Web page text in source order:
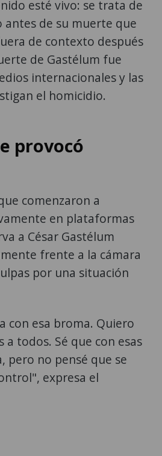
esté vivo: se trata de
de su muerte que
de contexto después
de Gastélum fue
internacionales y las
el homicidio.
provocó
comenzaron a
en plataformas
a César Gastélum
frente a la cámara
por una situación
con esa broma. Quiero
a todos. Sé que con esas
pero no pensé que se
expresa el